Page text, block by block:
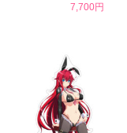
7,700円